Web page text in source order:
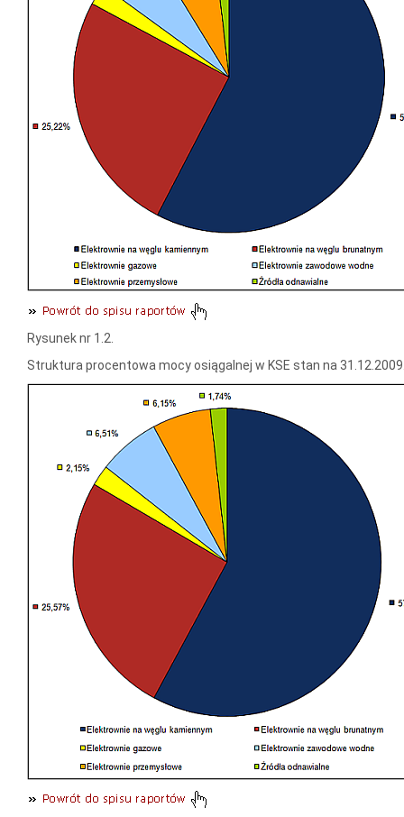
Rysunek nr 1.2.
Struktura procentowa mocy osiągalnej w KSE stan na